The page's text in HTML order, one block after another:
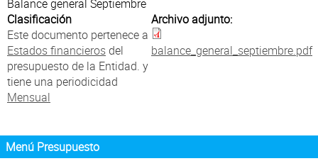
Balance general Septiembre
Clasificación
Este documento pertenece a
Estados financierosdel
presupuesto de la Entidad. y
tiene una periodicidad
Mensual
Archivo adjunto:
balance_general_septiembre.pdf
Menú Presupuesto